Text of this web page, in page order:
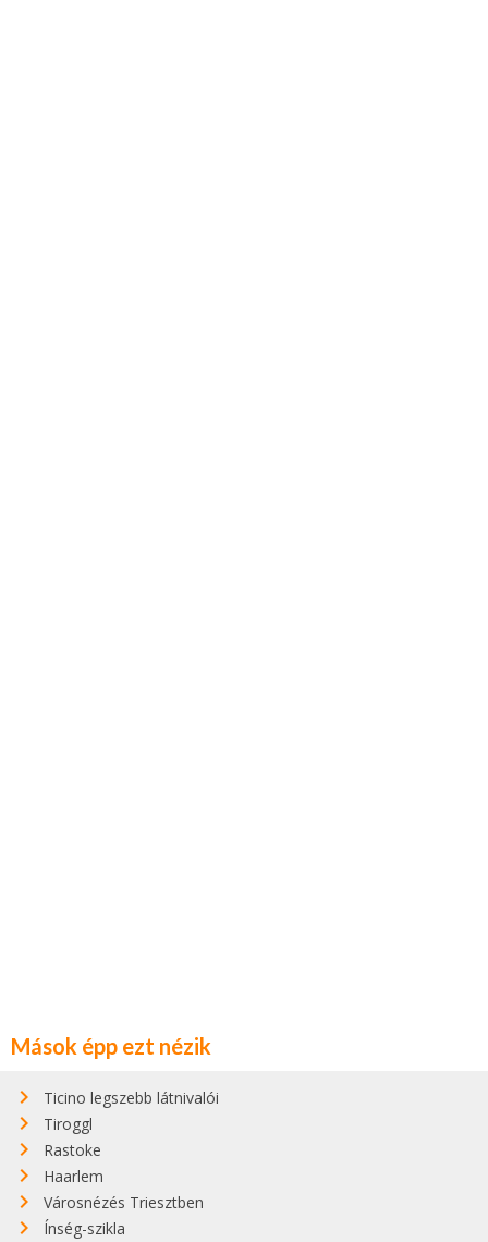
Mások épp ezt nézik
Ticino legszebb látnivalói
Tiroggl
Rastoke
Haarlem
Városnézés Triesztben
Ínség-szikla